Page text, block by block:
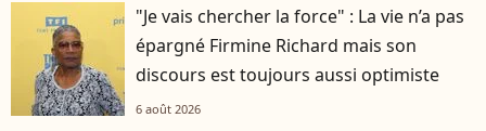
"Je vais chercher la force" : La vie n’a pas
épargné Firmine Richard mais son
discours est toujours aussi optimiste
6 août 2026